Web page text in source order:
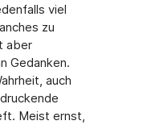
viel
zu
aber
Gedanken.
auch
Meist ernst,